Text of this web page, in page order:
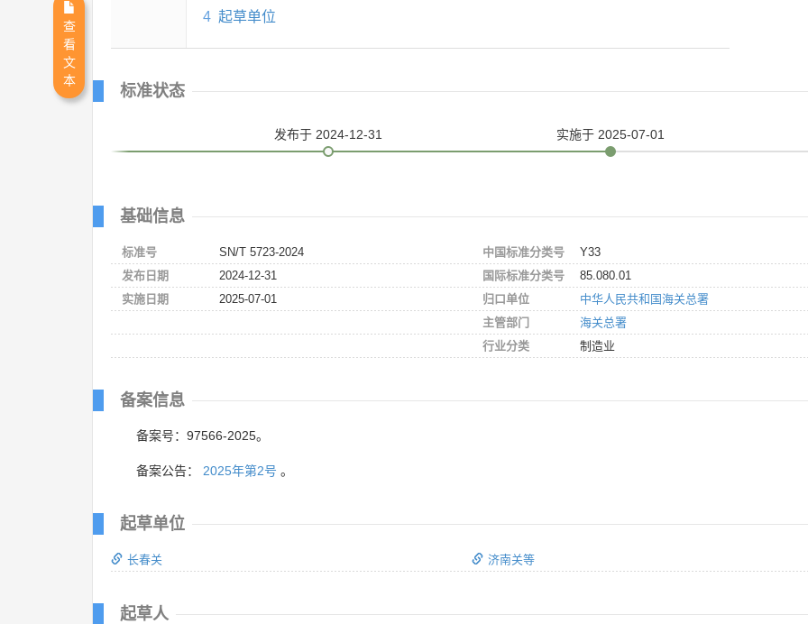
4 起草单位
标准状态
发布于 2024-12-31 实施于 2025-07-01
基础信息
标准号
SN/T 5723-2024
发布日期
2024-12-31
实施日期
2025-07-01
中国标准分类号
Y33
国际标准分类号
85.080.01
归口单位
中华人民共和国海关总署
主管部门
海关总署
行业分类
制造业
备案信息
备案号：97566-2025。
备案公告： 2025年第2号 。
起草单位
长春关 济南关等
起草人
查
看
文
本